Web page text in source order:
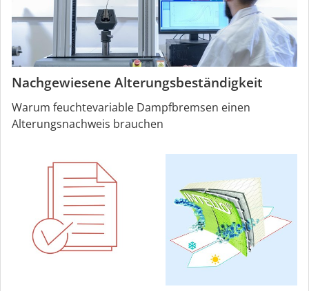
Nachgewiesene Alterungsbeständigkeit
Warum feuchtevariable Dampfbremsen einen
Alterungsnachweis brauchen